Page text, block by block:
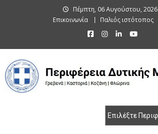
Πέμπτη, 06 Αυγούστου, 2026
Επικοινωνία
Παλιός ιστότοπος